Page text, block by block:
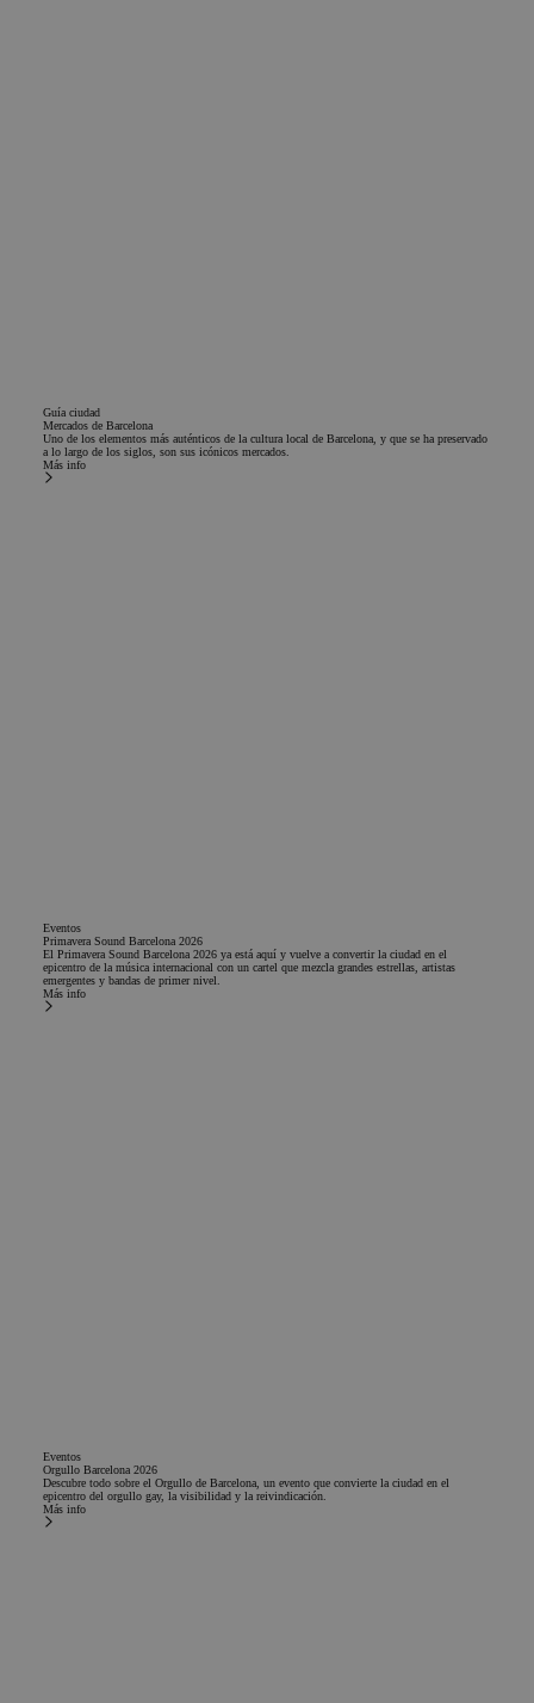
Guía ciudad
Mercados de Barcelona
Uno de los elementos más auténticos de la cultura local de Barcelona, y que se ha preservado
a lo largo de los siglos, son sus icónicos mercados.
Más info
Eventos
Primavera Sound Barcelona 2026
El Primavera Sound Barcelona 2026 ya está aquí y vuelve a convertir la ciudad en el
epicentro de la música internacional con un cartel que mezcla grandes estrellas, artistas
emergentes y bandas de primer nivel.
Más info
Eventos
Orgullo Barcelona 2026
Descubre todo sobre el Orgullo de Barcelona, un evento que convierte la ciudad en el
epicentro del orgullo gay, la visibilidad y la reivindicación.
Más info